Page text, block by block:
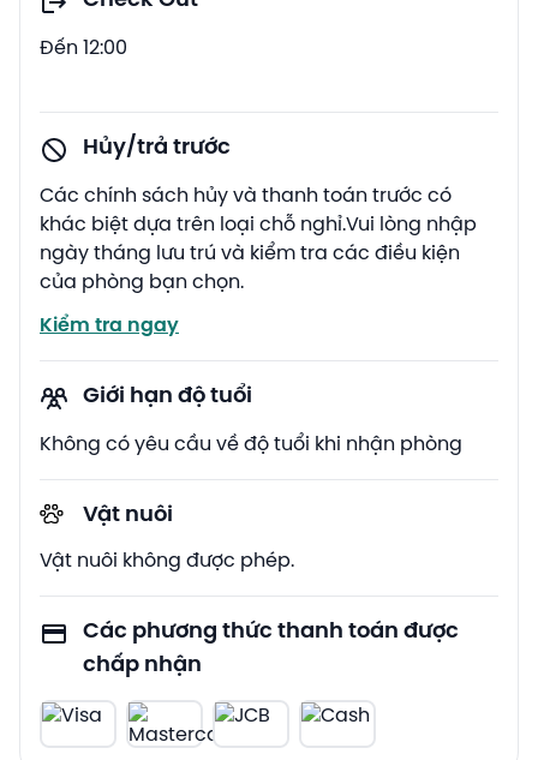
Đến 12:00
Hủy/trả trước
Các chính sách hủy và thanh toán trước có
khác biệt dựa trên loại chỗ nghỉ.Vui lòng nhập
ngày tháng lưu trú và kiểm tra các điều kiện
của phòng bạn chọn.
Kiểm tra ngay
Giới hạn độ tuổi
Không có yêu cầu về độ tuổi khi nhận phòng
Vật nuôi
Vật nuôi không được phép.
Các phương thức thanh toán được
chấp nhận